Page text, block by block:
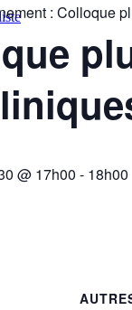
: Colloque
@ 17h00 - 18h00